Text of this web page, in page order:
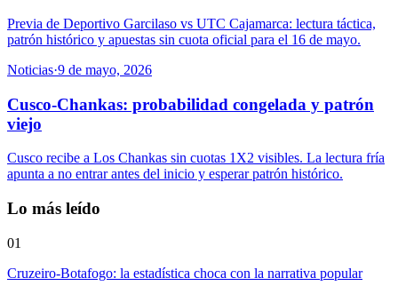
Previa de Deportivo Garcilaso vs UTC Cajamarca: lectura táctica,
patrón histórico y apuestas sin cuota oficial para el 16 de mayo.
Noticias·9 de mayo, 2026
Cusco-Chankas: probabilidad congelada y patrón
viejo
Cusco recibe a Los Chankas sin cuotas 1X2 visibles. La lectura fría
apunta a no entrar antes del inicio y esperar patrón histórico.
Lo más leído
01
Cruzeiro-Botafogo: la estadística choca con la narrativa popular